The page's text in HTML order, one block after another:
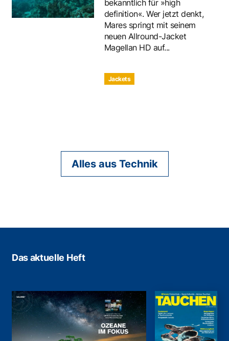
bekanntlich für »high
definition«. Wer jetzt denkt,
Mares springt mit seinem
neuen Allround-Jacket
Magellan HD auf...
Jackets
Alles aus Technik
Das aktuelle Heft